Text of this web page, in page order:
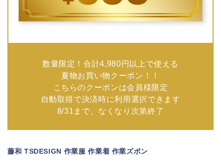
数量限定！合計4,980円以上で使える
夏物お買い物クーポン！！
こちらのクーポンは会員様限定
自動取得で決済時に利用選択できます
8/31まで、なくなり次第終了
藤和 TSDESIGN 作業服 作業着 作業ズボン